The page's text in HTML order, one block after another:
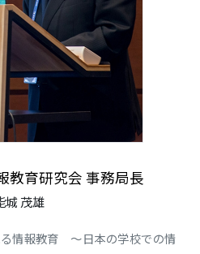
教育研究会 事務局長
城 茂雄
情報教育 ～日本の学校での情